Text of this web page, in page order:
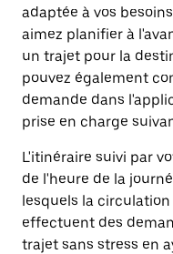
adaptée à vos
aimez planifier à
un trajet pour la
pouvez également
demande dans
prise en charge
L'itinéraire suivi par
de l'heure de la
lesquels la
effectuent des
trajet sans stress en